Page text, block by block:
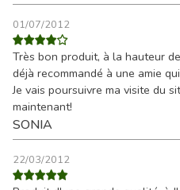
01/07/2012
Très bon produit, à la hauteur
déjà recommandé à une amie
Je vais poursuivre ma visite du
maintenant!
SONIA
22/03/2012